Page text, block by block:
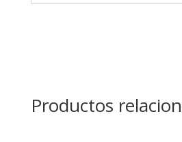
Productos